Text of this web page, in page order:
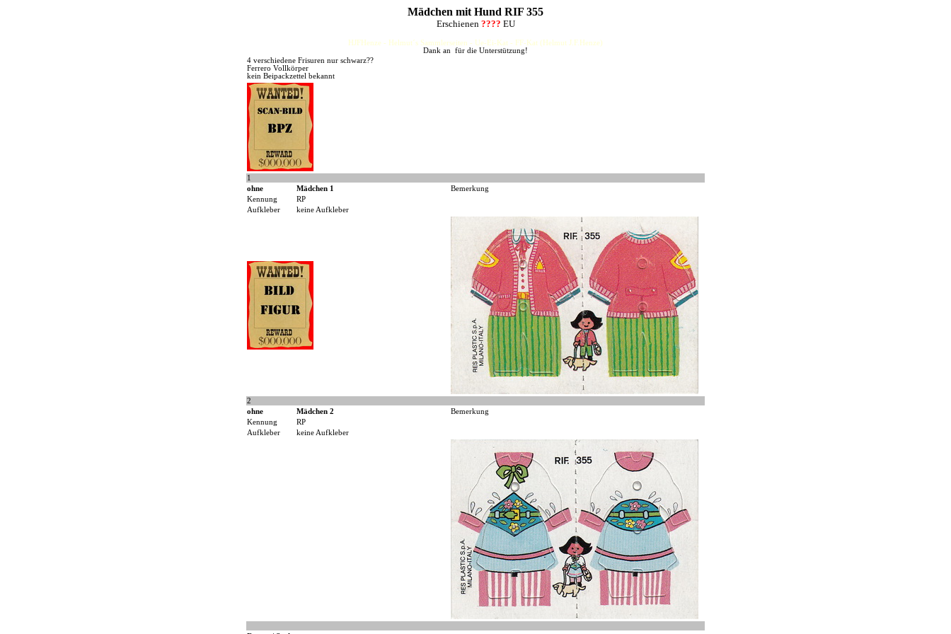
Mädchen mit Hund RIF 355
Erschienen ???? EU
HJFHenze - Helmut´s Sammlerseiten - Ue-Ei-Kat - FF-Kat (Helmut J.F.Henze)
Dank an für die Unterstützung!
4 verschiedene Frisuren nur schwarz??
Ferrero Vollkörper
kein Beipackzettel bekannt
1
ohne
Mädchen 1
Bemerkung
Kennung
RP
Aufkleber
keine Aufkleber
2
ohne
Mädchen 2
Bemerkung
Kennung
RP
Aufkleber
keine Aufkleber